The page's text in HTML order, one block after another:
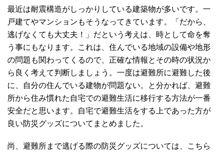
最近は耐震構造がしっかりしている建築物が多いです。一
戸建てやマンションもそうなってきています。「だから、
逃げなくても大丈夫！」だという考えは、時として命を奪
う事にもなります。これは、住んでいる地域の設備や地形
の問題も関わってくるので、正確な情報とその時の状況か
ら良く考えて判断しましょう。一度は避難所に避難した後
に、自分の住んでいる建物が問題ない。と分かれば、避難
所から住み慣れた自宅での避難生活に移行する方法が一番
安全だと思います。自宅で避難生活をする上であった方が
良い防災グッズについてまとめました。
尚、避難所まで逃げる際の防災グッズについては、こちら